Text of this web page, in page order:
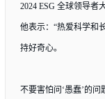
2024 ESG 全球领导
他表示： “热爱科学和
持好奇心。
不要害怕问 ‘愚蠢’的